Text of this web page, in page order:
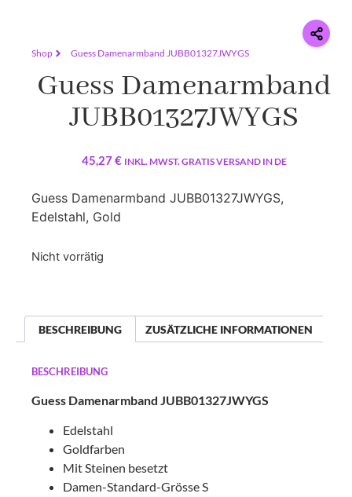
Shop Guess Damenarmband JUBB01327JWYGS
Guess Damenarmband
JUBB01327JWYGS
45,27€ INKL. MWST. GRATIS VERSAND IN DE
Guess Damenarmband JUBB01327JWYGS,
Edelstahl, Gold
Nicht vorrätig
BESCHREIBUNG ZUSÄTZLICHE INFORMATIONEN
BESCHREIBUNG
Guess Damenarmband JUBB01327JWYGS
Edelstahl
Goldfarben
Mit Steinen besetzt
Damen-Standard-Grösse S